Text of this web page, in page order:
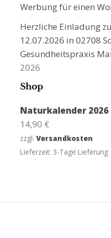
Werbung für einen
Herzliche Einladung
12.07.2026 in 02708 Schönbach – in der
Gesundheitspraxis
2026
Shop
Naturkalender 2026
14,90 €
zzgl. Versandkosten
Lieferzeit: 3-Tage Lieferung